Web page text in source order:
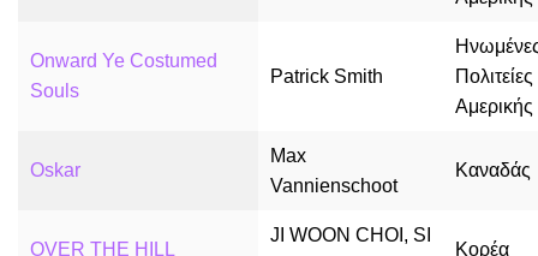
Onward Ye Costumed
Souls
Patrick Smith
Πολιτείες
Αμερικής
Oskar
Max
Vannienschoot
Καναδάς
OVER THE HILL
JI WOON CHOI, SI
Κορέα